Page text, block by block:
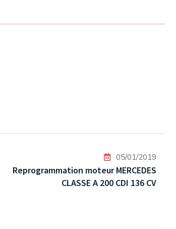
05/01/2019
Reprogrammation moteur MERCEDES
CLASSE A 200 CDI 136 CV